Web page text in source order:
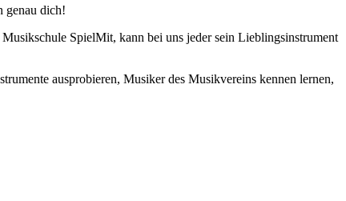
genau dich!
SpielMit, kann bei uns jeder sein Lieblingsinstrument
ausprobieren, Musiker des Musikvereins kennen lernen,